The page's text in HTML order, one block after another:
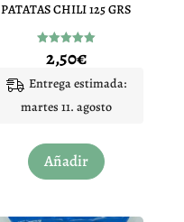
PATATAS CHILI 125 GRS
Valorado
con
de 5
2,50€
Entrega estimada:
martes 11. agosto
Añadir